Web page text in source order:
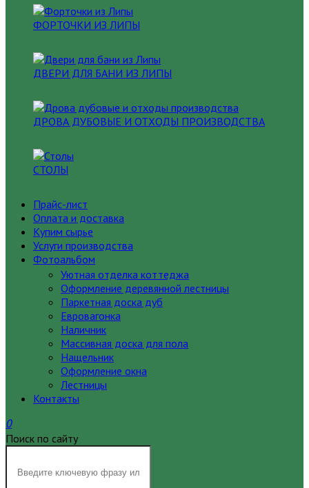
ФОРТОЧКИ ИЗ ЛИПЫ
ДВЕРИ ДЛЯ БАНИ ИЗ ЛИПЫ
ДРОВА ДУБОВЫЕ И ОТХОДЫ ПРОИЗВОДСТВА
СТОЛЫ
Прайс-лист
Оплата и доставка
Купим сырье
Услуги производства
Фотоальбом
Уютная отделка коттеджа
Оформление деревянной лестницы
Паркетная доска дуб
Евровагонка
Наличник
Массивная доска для пола
Нащельник
Оформление окна
Лестницы
Контакты
0
Поиск по сайту